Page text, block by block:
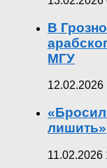
В
МГУ
12.02.2026
лишить»
11.02.2026